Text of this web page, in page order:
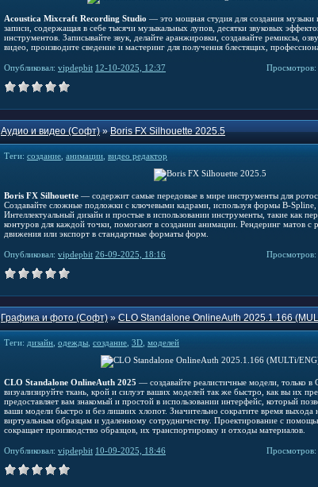
Acoustica Mixcraft Recording Studio — это мощная студия для создания
записи, содержащая в себе тысячи музыкальных лупов, десятки звуковых
инструментов. Записывайте звук, делайте аранжировки, создавайте ремиксы,
видео, производите сведение и мастеринг для получения блестящих,
Опубликовал: vipdepbit 12-10-2025, 12:37 Просмотров:
Аудио и видео (Софт)»Boris FX Silhouette 2025.5
Теги: создание анимации видео редактор
Boris FX Silhouette — содержит самые передовые в мире инструменты для
Создавайте сложные подложки с ключевыми кадрами, используя формы B-
Интеллектуальный дизайн и простые в использовании инструменты, такие как
контуров для каждой точки, помогают в создании анимации. Рендеринг матов с
движения или экспорт в стандартные форматы форм.
Опубликовал: vipdepbit 26-09-2025, 18:16 Просмотров:
Графика и фото (Софт)»CLO Standalone OnlineAuth 2025.1.166
Теги: дизайн одежды создание 3D моделей
CLO Standalone OnlineAuth 2025 — создавайте реалистичные модели, только в
визуализируйте ткань, крой и силуэт ваших моделей так же быстро, как вы их
предоставляет вам знакомый и простой в использовании интерфейс, который
ваши модели быстро и без лишних хлопот. Значительно сократите время выхода
виртуальным образцам и удаленному сотрудничеству. Проектирование с
сокращает производство образцов, их транспортировку и отходы материалов.
Опубликовал: vipdepbit 10-09-2025, 18:46 Просмотров: